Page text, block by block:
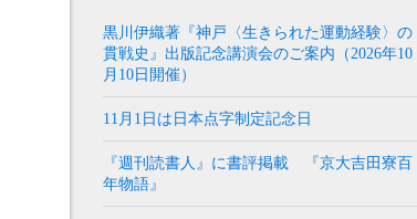
黒川伊織著『神戸〈生きられた運動経験〉の
貫戦史』出版記念講演会のご案内（2026年10
月10日開催）
11月1日は日本点字制定記念日
『週刊読書人』に書評掲載 『京大吉田寮百
年物語』